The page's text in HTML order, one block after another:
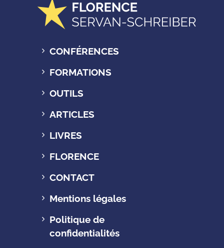
CONFÉRENCES
FORMATIONS
OUTILS
ARTICLES
LIVRES
FLORENCE
CONTACT
Mentions légales
Politique de
confidentialités